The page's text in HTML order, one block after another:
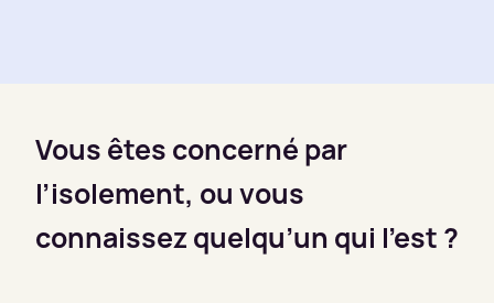
Vous êtes concerné par
l’isolement, ou vous
connaissez quelqu’un qui l’est ?